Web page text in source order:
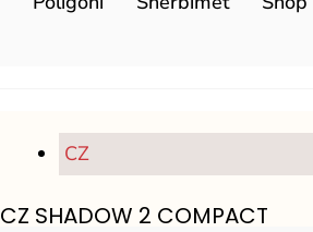
CZ
CZ SHADOW 2 COMPACT